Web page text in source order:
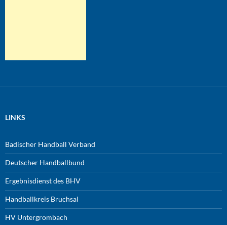
LINKS
Badischer Handball Verband
Deutscher Handballbund
Ergebnisdienst des BHV
Handballkreis Bruchsal
HV Untergrombach